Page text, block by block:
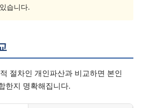
습니다.
절차인 개인파산과 비교하면 본인
한지 명확해집니다.